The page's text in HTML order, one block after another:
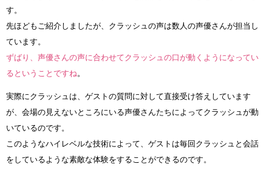
す。
先ほどもご紹介しましたが、クラッシュの声は数人の声優さんが担当し
ています。
ずばり、声優さんの声に合わせてクラッシュの口が動くようになってい
るということですね。
実際にクラッシュは、ゲストの質問に対して直接受け答えしています
が、会場の見えないところにいる声優さんたちによってクラッシュが動
いているのです。
このようなハイレベルな技術によって、ゲストは毎回クラッシュと会話
をしているような素敵な体験をすることができるのです。